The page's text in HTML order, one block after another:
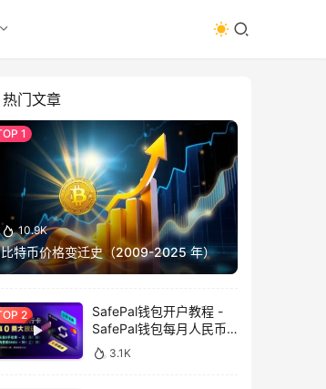
热门文章
10.9K
比特币价格变迁史（2009-2025 年）
SafePal钱包开户教程 -
SafePal钱包每月人民币
消费前666U享受汇损补
贴
3.1K